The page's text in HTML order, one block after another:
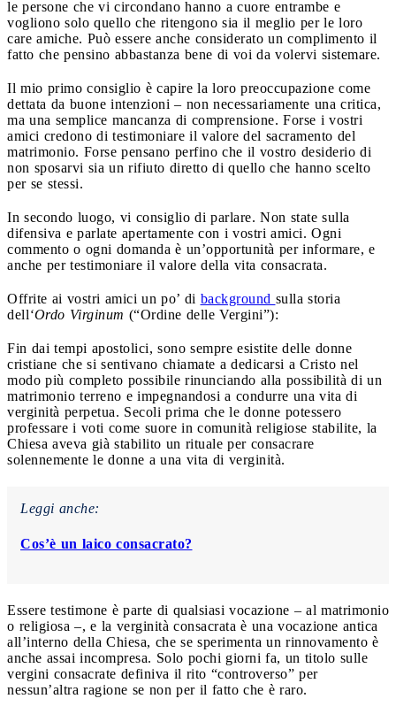
le persone che vi circondano hanno a cuore entrambe e
vogliono solo quello che ritengono sia il meglio per le loro
care amiche. Può essere anche considerato un complimento il
fatto che pensino abbastanza bene di voi da volervi sistemare.
Il mio primo consiglio è capire la loro preoccupazione come
dettata da buone intenzioni – non necessariamente una critica,
ma una semplice mancanza di comprensione. Forse i vostri
amici credono di testimoniare il valore del sacramento del
matrimonio. Forse pensano perfino che il vostro desiderio di
non sposarvi sia un rifiuto diretto di quello che hanno scelto
per se stessi.
In secondo luogo, vi consiglio di parlare. Non state sulla
difensiva e parlate apertamente con i vostri amici. Ogni
commento o ogni domanda è un’opportunità per informare, e
anche per testimoniare il valore della vita consacrata.
Offrite ai vostri amici un po’ di background sulla storia
dell‘Ordo Virginum (“Ordine delle Vergini”):
Fin dai tempi apostolici, sono sempre esistite delle donne
cristiane che si sentivano chiamate a dedicarsi a Cristo nel
modo più completo possibile rinunciando alla possibilità di un
matrimonio terreno e impegnandosi a condurre una vita di
verginità perpetua. Secoli prima che le donne potessero
professare i voti come suore in comunità religiose stabilite, la
Chiesa aveva già stabilito un rituale per consacrare
solennemente le donne a una vita di verginità.
Leggi anche:
Cos’è un laico consacrato?
Essere testimone è parte di qualsiasi vocazione – al matrimonio
o religiosa –, e la verginità consacrata è una vocazione antica
all’interno della Chiesa, che se sperimenta un rinnovamento è
anche assai incompresa. Solo pochi giorni fa, un titolo sulle
vergini consacrate definiva il rito “controverso” per
nessun’altra ragione se non per il fatto che è raro.